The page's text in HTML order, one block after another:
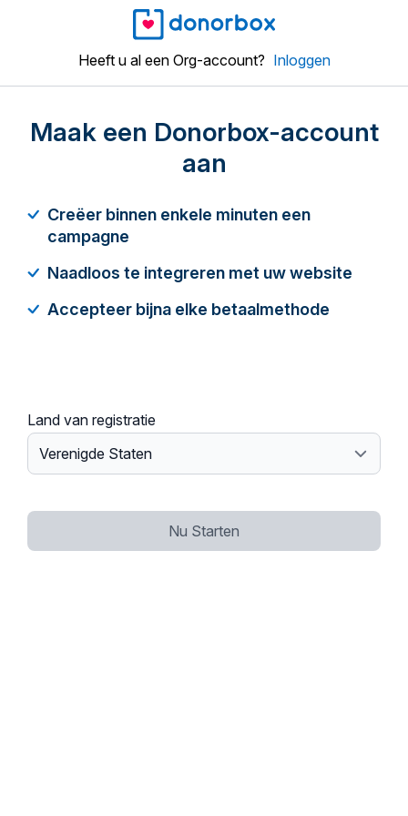
Heeft u al een Org-account? Inloggen
Maak een Donorbox-account
aan
Creëer binnen enkele minuten een
campagne
Naadloos te integreren met uw website
Accepteer bijna elke betaalmethode
Land van registratie
Nu Starten